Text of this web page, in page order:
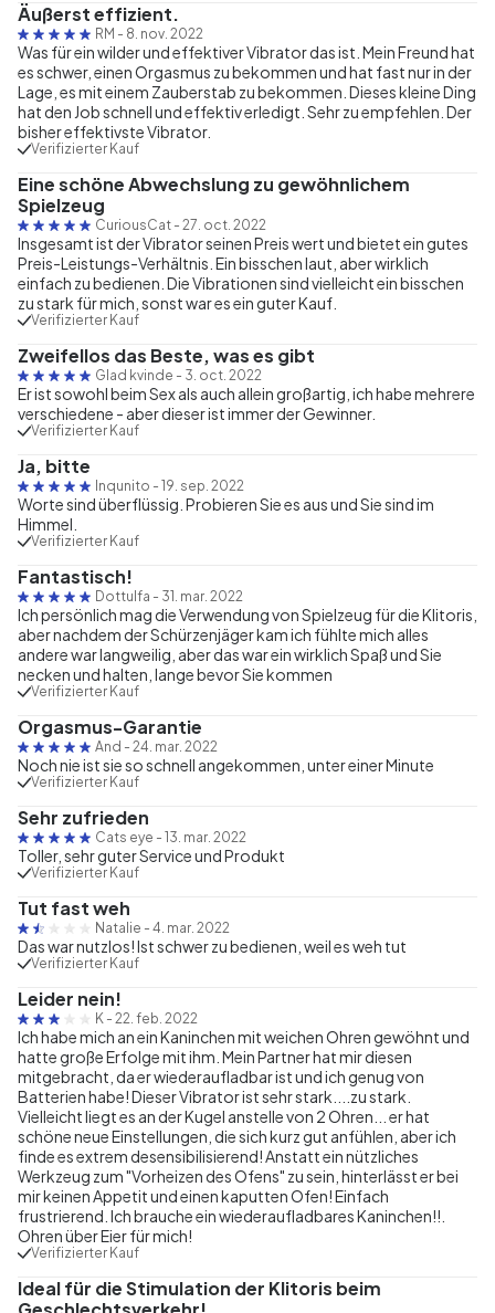
Äußerst effizient.
RM - 8. nov. 2022
Was für ein wilder und effektiver Vibrator das ist. Mein Freund hat
es schwer, einen Orgasmus zu bekommen und hat fast nur in der
Lage, es mit einem Zauberstab zu bekommen. Dieses kleine Ding
hat den Job schnell und effektiv erledigt. Sehr zu empfehlen. Der
bisher effektivste Vibrator.
Verifizierter Kauf
Eine schöne Abwechslung zu gewöhnlichem
Spielzeug
CuriousCat - 27. oct. 2022
Insgesamt ist der Vibrator seinen Preis wert und bietet ein gutes
Preis-Leistungs-Verhältnis. Ein bisschen laut, aber wirklich
einfach zu bedienen. Die Vibrationen sind vielleicht ein bisschen
zu stark für mich, sonst war es ein guter Kauf.
Verifizierter Kauf
Zweifellos das Beste, was es gibt
Glad kvinde - 3. oct. 2022
Er ist sowohl beim Sex als auch allein großartig, ich habe mehrere
verschiedene - aber dieser ist immer der Gewinner.
Verifizierter Kauf
Ja, bitte
Inqunito - 19. sep. 2022
Worte sind überflüssig. Probieren Sie es aus und Sie sind im
Himmel.
Verifizierter Kauf
Fantastisch!
Dottulfa - 31. mar. 2022
Ich persönlich mag die Verwendung von Spielzeug für die Klitoris,
aber nachdem der Schürzenjäger kam ich fühlte mich alles
andere war langweilig, aber das war ein wirklich Spaß und Sie
necken und halten, lange bevor Sie kommen
Verifizierter Kauf
Orgasmus-Garantie
And - 24. mar. 2022
Noch nie ist sie so schnell angekommen, unter einer Minute
Verifizierter Kauf
Sehr zufrieden
Cats eye - 13. mar. 2022
Toller, sehr guter Service und Produkt
Verifizierter Kauf
Tut fast weh
Natalie - 4. mar. 2022
Das war nutzlos! Ist schwer zu bedienen, weil es weh tut
Verifizierter Kauf
Leider nein!
K - 22. feb. 2022
Ich habe mich an ein Kaninchen mit weichen Ohren gewöhnt und
hatte große Erfolge mit ihm. Mein Partner hat mir diesen
mitgebracht, da er wiederaufladbar ist und ich genug von
Batterien habe! Dieser Vibrator ist sehr stark....zu stark.
Vielleicht liegt es an der Kugel anstelle von 2 Ohren... er hat
schöne neue Einstellungen, die sich kurz gut anfühlen, aber ich
finde es extrem desensibilisierend! Anstatt ein nützliches
Werkzeug zum "Vorheizen des Ofens" zu sein, hinterlässt er bei
mir keinen Appetit und einen kaputten Ofen! Einfach
frustrierend. Ich brauche ein wiederaufladbares Kaninchen!!.
Ohren über Eier für mich!
Verifizierter Kauf
Ideal für die Stimulation der Klitoris beim